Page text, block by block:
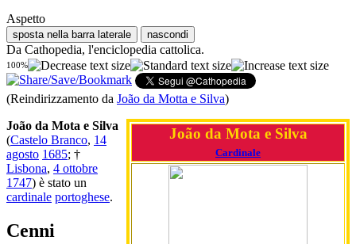
Aspetto
sposta nella barra laterale nascondi
Da Cathopedia, l'enciclopedia cattolica.
100%
(Reindirizzamento da João da Motta e Silva)
João da Mota e Silva
Cardinale
João da Mota e Silva
(Castelo Branco, 14
agosto 1685; †
Lisbona, 4 ottobre
1747) è stato un
cardinale portoghese.
Cenni